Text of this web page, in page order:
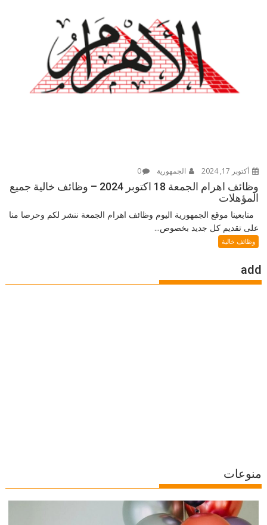
أكتوبر 17, 2024 الجمهورية 0
وظائف اهرام الجمعة 18 اكتوبر 2024 – وظائف خالية جميع
المؤهلات
متابعينا موقع الجمهورية اليوم وظائف اهرام الجمعة ننشر لكم وحرصا منا
على تقديم كل جديد بخصوص...
وظائف خالية
add
منوعات